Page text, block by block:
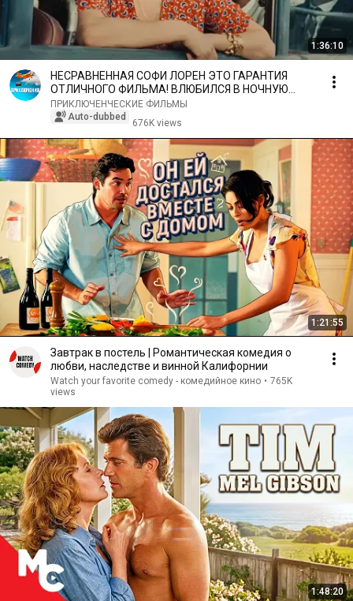
1:36:10
НЕСРАВНЕННАЯ СОФИ ЛОРЕН ЭТО ГАРАНТИЯ
ОТЛИЧНОГО ФИЛЬМА! ВЛЮБИЛСЯ В НОЧНУЮ
БАБОЧКУ! БРАК ПО-ИТАЛЬЯНСКИ
ПРИКЛЮЧЕНЧЕСКИЕ ФИЛЬМЫ
Auto-dubbed
676K views
1:21:55
Завтрак в постель | Романтическая комедия о
любви, наследстве и винной Калифорнии
Watch your favorite comedy - комедийное кино • 765K
views
1:48:20